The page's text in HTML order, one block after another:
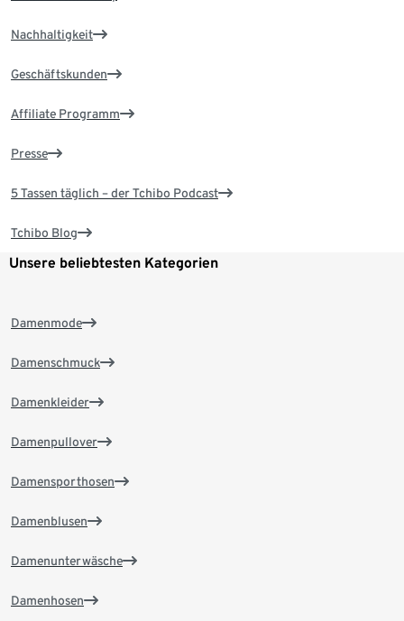
Nachhaltigkeit
Geschäftskunden
Affiliate Programm
Presse
5 Tassen täglich – der Tchibo Podcast
Tchibo Blog
Unsere beliebtesten Kategorien
Damenmode
Damenschmuck
Damenkleider
Damenpullover
Damensporthosen
Damenblusen
Damenunterwäsche
Damenhosen